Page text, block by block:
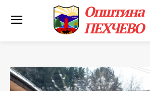
Општина
ПЕХЧЕВО